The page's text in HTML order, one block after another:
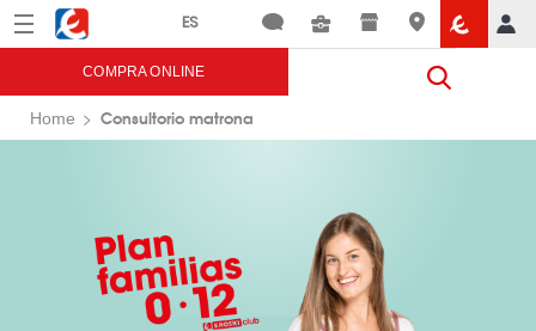
Menú Eroski
COMPRA ONLINE
Home Consultorio matrona